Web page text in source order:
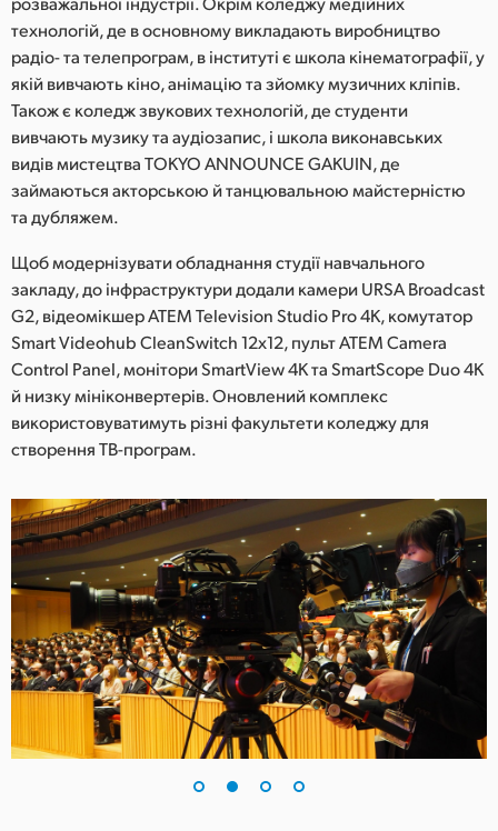
Portugal
Singapore
South Africa
Spain
Sweden
Chinese Taipei
Turkey
Ukraine
United Kingdom
United States
технологій, де в основному викладають виробництво
радіо- та телепрограм, в інституті є школа кінематографії, у
якій вивчають кіно, анімацію та зйомку музичних кліпів.
Також є коледж звукових технологій, де студенти
вивчають музику та аудіозапис, і школа виконавських
видів мистецтва TOKYO ANNOUNCE GAKUIN, де
займаються акторською й танцювальною майстерністю
та дубляжем.
Щоб модернізувати обладнання студії навчального
закладу, до інфраструктури додали камери URSA Broadcast
G2, відеомікшер ATEM Television Studio Pro 4K, комутатор
Smart Videohub CleanSwitch 12x12, пульт ATEM Camera
Control Panel, монітори SmartView 4K та SmartScope Duo 4K
й низку мініконвертерів. Оновлений комплекс
використовуватимуть різні факультети коледжу для
створення ТВ-програм.